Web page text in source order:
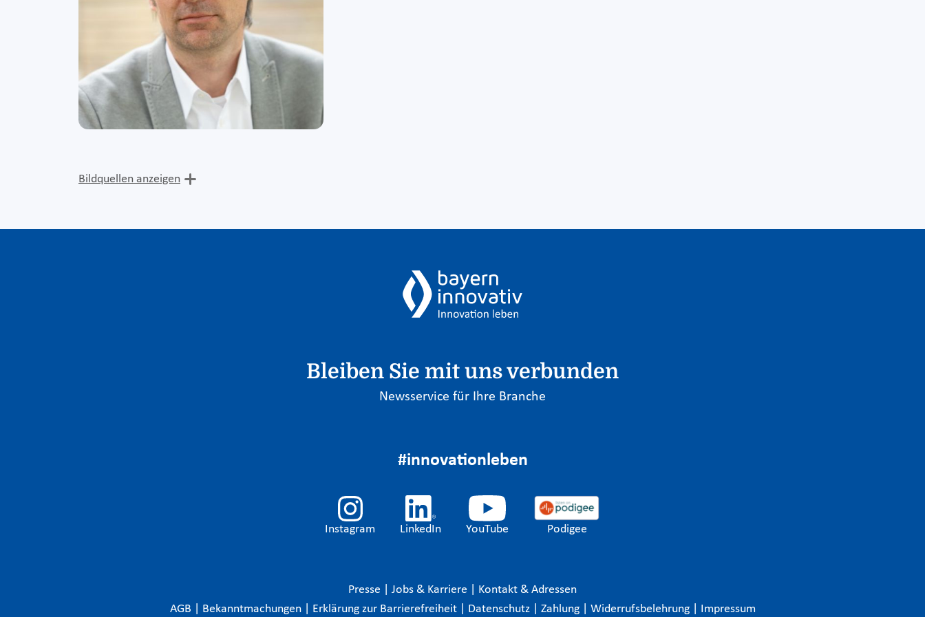
Bildquellen anzeigen
Bleiben Sie mit uns verbunden
Newsservice für Ihre Branche
#innovationleben
Instagram LinkedIn YouTube Podigee
Presse Jobs & Karriere
Kontakt & Adressen
AGB
Bekanntmachungen Erklärung zur Barrierefreiheit Datenschutz Zahlung Widerrufsbelehrung Impressum